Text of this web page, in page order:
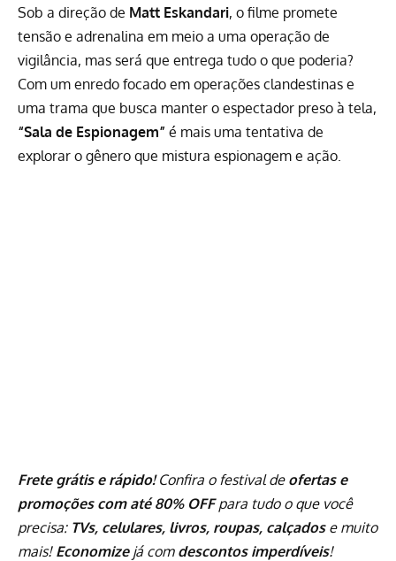
Sob a direção de Matt Eskandari, o filme promete
tensão e adrenalina em meio a uma operação de
vigilância, mas será que entrega tudo o que poderia?
Com um enredo focado em operações clandestinas e
uma trama que busca manter o espectador preso à tela,
“Sala de Espionagem” é mais uma tentativa de
explorar o gênero que mistura espionagem e ação.
Frete grátis e rápido!Confira o festival de ofertas e
promoções com até 80% OFFpara tudo o que você
precisa: TVs, celulares, livros, roupas, calçadose muito
mais! Economizejá com descontos imperdíveis!